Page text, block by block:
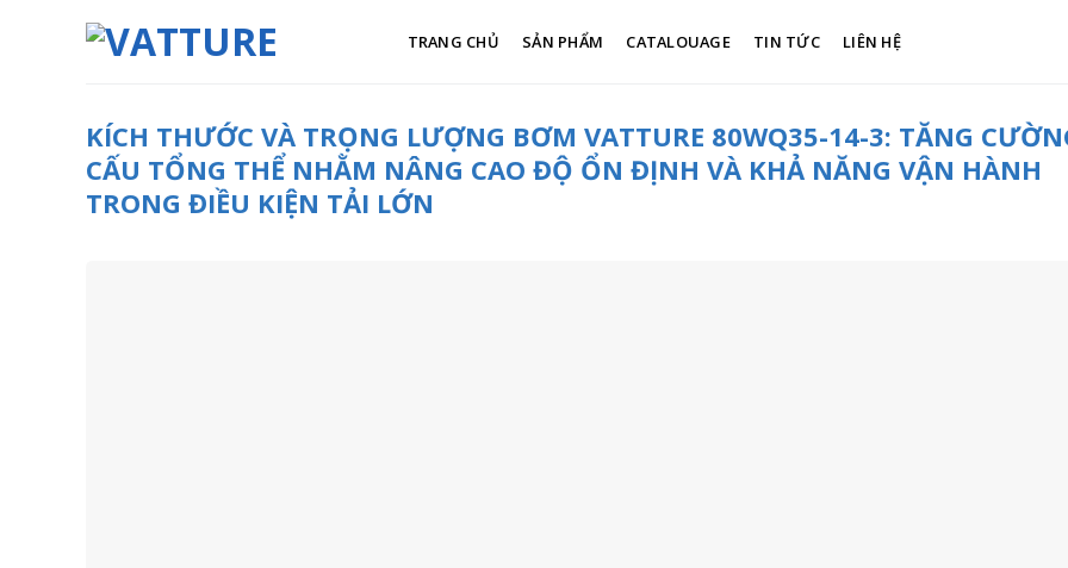
TRANG CHỦ SẢN PHẨM CATALOUAGE TIN TỨC LIÊN HỆ
KÍCH THƯỚC VÀ TRỌNG LƯỢNG BƠM VATTURE 80WQ35-14-3: TĂNG
CẤU TỔNG THỂ NHẰM NÂNG CAO ĐỘ ỔN ĐỊNH VÀ KHẢ NĂNG VẬN HÀNH
TRONG ĐIỀU KIỆN TẢI LỚN